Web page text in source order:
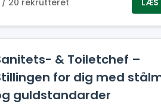
/ 20 rekrutteret LÆS
& Toiletchef –
for dig med
guldstandarder